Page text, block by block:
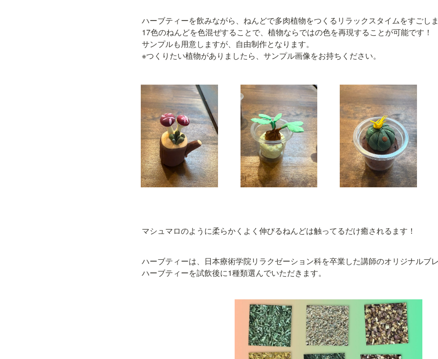
ハーブティーを飲みながら、ねんどで多肉植物をつくるリラックスタイムをすごし
17色のねんどを色混ぜすることで、植物ならではの色を再現することが可能です！
サンプルも用意しますが、自由制作となります。
※つくりたい植物がありましたら、サンプル画像をお持ちください。
マシュマロのように柔らかくよく伸びるねんどは触ってるだけ癒されるます！
ハーブティーは、日本療術学院リラクゼーション科を卒業した講師のオリジナルブ
ハーブティーを試飲後に1種類選んでいただきます。